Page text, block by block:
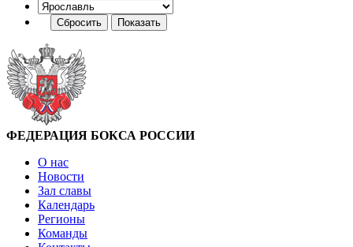
ФЕДЕРАЦИЯ БОКСА РОССИИ
О нас
Новости
Зал славы
Календарь
Регионы
Команды